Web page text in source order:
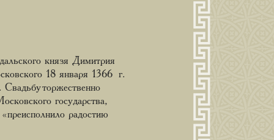
князя Димитрия
18 января 1366 г.
торжественно
государства,
радостию